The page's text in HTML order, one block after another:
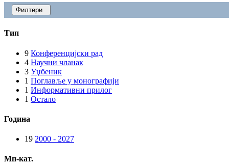
Филтери
Тип
9 Конференцијски рад
4 Научни чланак
3 Уџбеник
1 Поглавље у монографији
1 Информативни прилог
1 Остало
Година
19 2000 - 2027
Мп-кат.